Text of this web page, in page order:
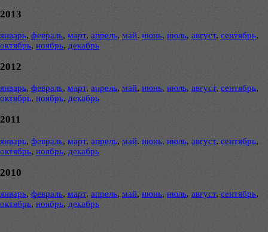
2013
январь, февраль, март, апрель, май, июнь, июль, август, сентябрь,
октябрь, ноябрь, декабрь
2012
январь, февраль, март, апрель, май, июнь, июль, август, сентябрь,
октябрь, ноябрь, декабрь
2011
январь, февраль, март, апрель, май, июнь, июль, август, сентябрь,
октябрь, ноябрь, декабрь
2010
январь, февраль, март, апрель, май, июнь, июль, август, сентябрь,
октябрь, ноябрь, декабрь